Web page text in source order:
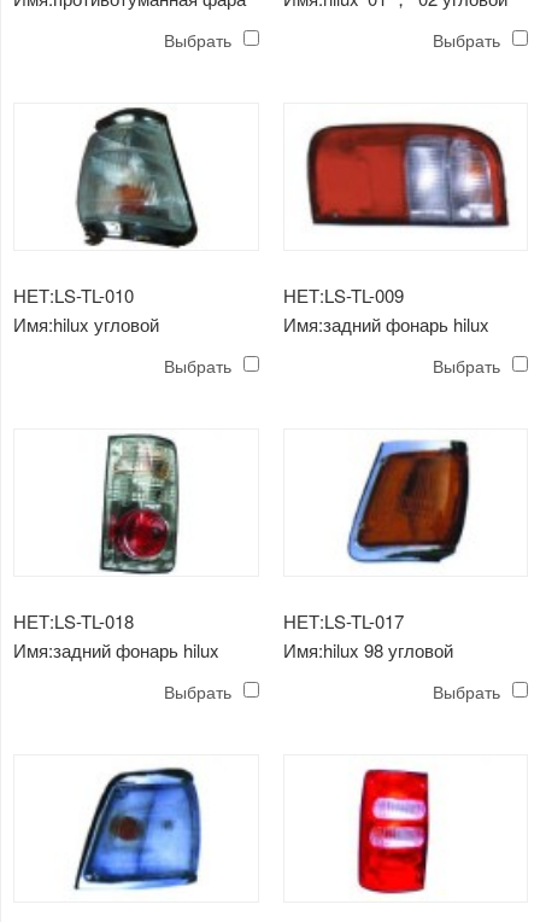
Выбрать Выбрать
НЕТ:LS-TL-010
Имя:hilux угловой
Выбрать
НЕТ:LS-TL-009
Имя:задний фонарь hilux
Выбрать
НЕТ:LS-TL-018
Имя:задний фонарь hilux
Выбрать
НЕТ:LS-TL-017
Имя:hilux 98 угловой
Выбрать